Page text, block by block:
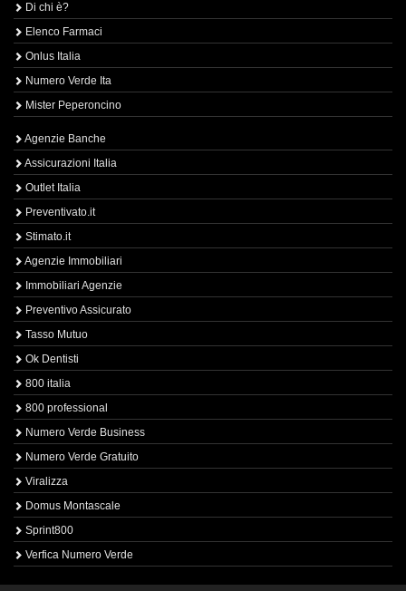
Di chi è?
Elenco Farmaci
Onlus Italia
Numero Verde Ita
Mister Peperoncino
Agenzie Banche
Assicurazioni Italia
Outlet Italia
Preventivato.it
Stimato.it
Agenzie Immobiliari
Immobiliari Agenzie
Preventivo Assicurato
Tasso Mutuo
Ok Dentisti
800 italia
800 professional
Numero Verde Business
Numero Verde Gratuito
Viralizza
Domus Montascale
Sprint800
Verfica Numero Verde